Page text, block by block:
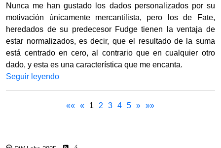
Nunca me han gustado los dados personalizados por su
motivación únicamente mercantilista, pero los de Fate,
heredados de su predecesor Fudge tienen la ventaja de
estar normalizados, es decir, que el resultado de la suma
está centrado en cero, al contrario que en cualquier otro
dado, y esta es una característica que me encanta.
Seguir leyendo
«« « 1 2 3 4 5 » »»